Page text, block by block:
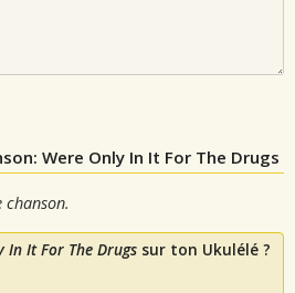
Were Only In It For The Drugs
In It For The Drugs sur ton Ukulélé ?